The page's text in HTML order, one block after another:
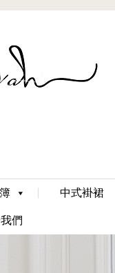
中式褂裙
們